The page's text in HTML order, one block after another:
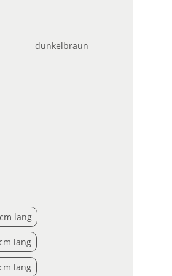
dunkelbraundunkelbraun
lang6cm breit / 90-130cm lang
lang7cm breit / 90-130cm lang
lang8cm breit / 90-130cm lang